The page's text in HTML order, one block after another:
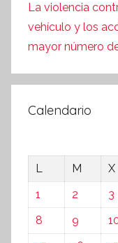
La violencia
vehículo y los
mayor número
Calendario
L
M X
1
2 3
8
9